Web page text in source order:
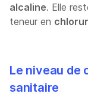
alcaline. Elle
teneur en
Le niveau de
sanitaire